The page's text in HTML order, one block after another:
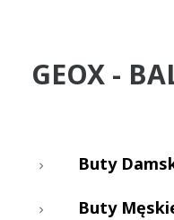
GEOX -
Buty
Buty